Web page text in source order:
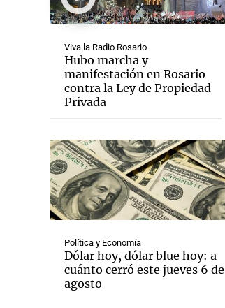
Viva la Radio Rosario
Hubo marcha y
manifestación en Rosario
contra la Ley de Propiedad
Privada
Política y Economía
Dólar hoy, dólar blue hoy: a
cuánto cerró este jueves 6 de
agosto
Notas